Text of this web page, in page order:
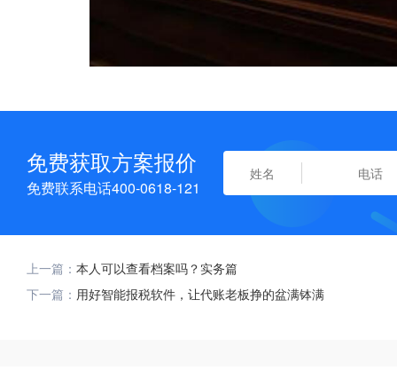
免费获取方案报价
免费联系电话400-0618-121
上一篇： 本人可以查看档案吗？实务篇
下一篇： 用好智能报税软件，让代账老板挣的盆满钵满